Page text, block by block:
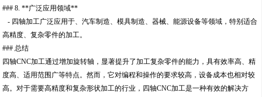
### 8. **广泛应用领域**
- 四轴加工广泛应用于、汽车制造、模具制造、器械、能源设备等领域，特别适合
高精度、复杂零件的加工。
### 总结
四轴CNC加工通过增加旋转轴，显著提升了加工复杂零件的能力，具有效率高、精
度高、适用范围广等特点。然而，它对编程和操作的要求较高，设备成本也相对较
高。对于需要高精度和复杂形状加工的行业，四轴CNC加工是一种有效的解决方